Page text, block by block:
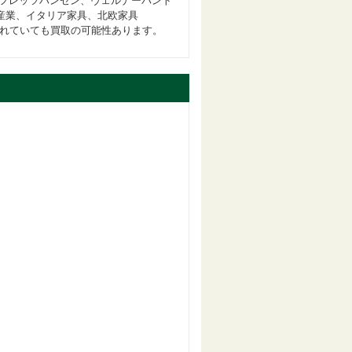
業、イタリア家具、北欧家具
いても買取の可能性あります。